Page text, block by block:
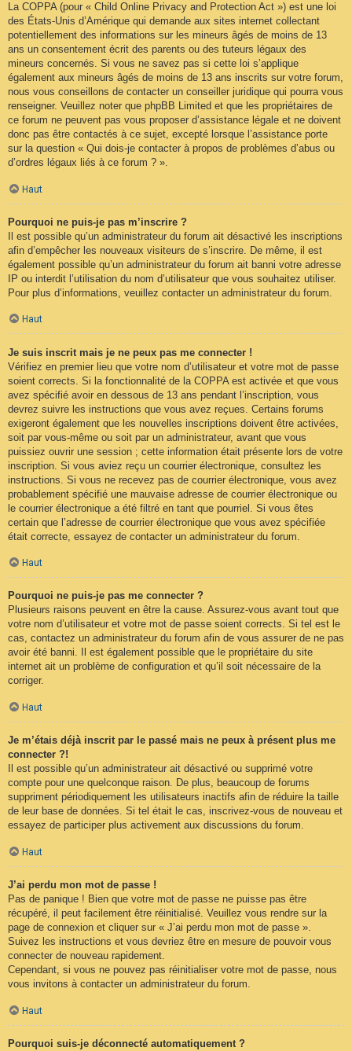
La COPPA (pour « Child Online Privacy and Protection Act ») est une loi
des États-Unis d’Amérique qui demande aux sites internet collectant
potentiellement des informations sur les mineurs âgés de moins de 13
ans un consentement écrit des parents ou des tuteurs légaux des
mineurs concernés. Si vous ne savez pas si cette loi s’applique
également aux mineurs âgés de moins de 13 ans inscrits sur votre forum,
nous vous conseillons de contacter un conseiller juridique qui pourra vous
renseigner. Veuillez noter que phpBB Limited et que les propriétaires de
ce forum ne peuvent pas vous proposer d’assistance légale et ne doivent
donc pas être contactés à ce sujet, excepté lorsque l’assistance porte
sur la question « Qui dois-je contacter à propos de problèmes d’abus ou
d’ordres légaux liés à ce forum ? ».
Haut
Pourquoi ne puis-je pas m’inscrire ?
Il est possible qu’un administrateur du forum ait désactivé les inscriptions
afin d’empêcher les nouveaux visiteurs de s’inscrire. De même, il est
également possible qu’un administrateur du forum ait banni votre adresse
IP ou interdit l’utilisation du nom d’utilisateur que vous souhaitez utiliser.
Pour plus d’informations, veuillez contacter un administrateur du forum.
Haut
Je suis inscrit mais je ne peux pas me connecter !
Vérifiez en premier lieu que votre nom d’utilisateur et votre mot de passe
soient corrects. Si la fonctionnalité de la COPPA est activée et que vous
avez spécifié avoir en dessous de 13 ans pendant l’inscription, vous
devrez suivre les instructions que vous avez reçues. Certains forums
exigeront également que les nouvelles inscriptions doivent être activées,
soit par vous-même ou soit par un administrateur, avant que vous
puissiez ouvrir une session ; cette information était présente lors de votre
inscription. Si vous aviez reçu un courrier électronique, consultez les
instructions. Si vous ne recevez pas de courrier électronique, vous avez
probablement spécifié une mauvaise adresse de courrier électronique ou
le courrier électronique a été filtré en tant que pourriel. Si vous êtes
certain que l’adresse de courrier électronique que vous avez spécifiée
était correcte, essayez de contacter un administrateur du forum.
Haut
Pourquoi ne puis-je pas me connecter ?
Plusieurs raisons peuvent en être la cause. Assurez-vous avant tout que
votre nom d’utilisateur et votre mot de passe soient corrects. Si tel est le
cas, contactez un administrateur du forum afin de vous assurer de ne pas
avoir été banni. Il est également possible que le propriétaire du site
internet ait un problème de configuration et qu’il soit nécessaire de la
corriger.
Haut
Je m’étais déjà inscrit par le passé mais ne peux à présent plus me
connecter ?!
Il est possible qu’un administrateur ait désactivé ou supprimé votre
compte pour une quelconque raison. De plus, beaucoup de forums
suppriment périodiquement les utilisateurs inactifs afin de réduire la taille
de leur base de données. Si tel était le cas, inscrivez-vous de nouveau et
essayez de participer plus activement aux discussions du forum.
Haut
J’ai perdu mon mot de passe !
Pas de panique ! Bien que votre mot de passe ne puisse pas être
récupéré, il peut facilement être réinitialisé. Veuillez vous rendre sur la
page de connexion et cliquer sur « J’ai perdu mon mot de passe ».
Suivez les instructions et vous devriez être en mesure de pouvoir vous
connecter de nouveau rapidement.
Cependant, si vous ne pouvez pas réinitialiser votre mot de passe, nous
vous invitons à contacter un administrateur du forum.
Haut
Pourquoi suis-je déconnecté automatiquement ?